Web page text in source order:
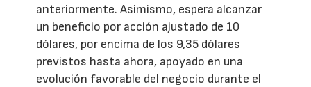
anteriormente. Asimismo, espera alcanzar
un beneficio por acción ajustado de 10
dólares, por encima de los 9,35 dólares
previstos hasta ahora, apoyado en una
evolución favorable del negocio durante el